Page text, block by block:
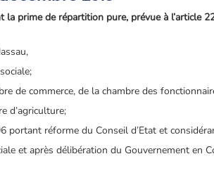
prime de répartition pure, prévue à l’article
de commerce, de la chambre des
d’agriculture;
réforme du Conseil d’Etat et
et après délibération du Gouvernement en